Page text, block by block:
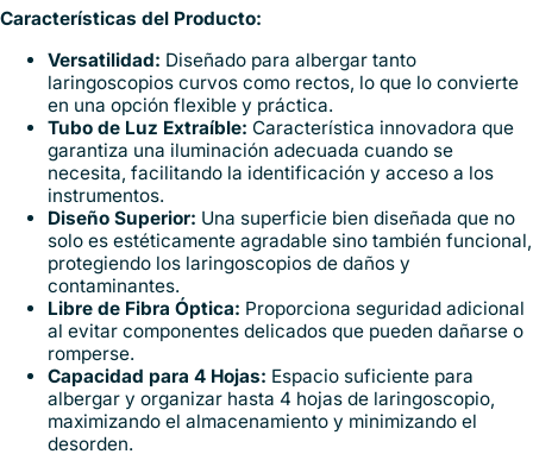
Características del Producto:
Versatilidad: Diseñado para albergar tanto
laringoscopios curvos como rectos, lo que lo convierte
en una opción flexible y práctica.
Tubo de Luz Extraíble: Característica innovadora que
garantiza una iluminación adecuada cuando se
necesita, facilitando la identificación y acceso a los
instrumentos.
Diseño Superior: Una superficie bien diseñada que no
solo es estéticamente agradable sino también funcional,
protegiendo los laringoscopios de daños y
contaminantes.
Libre de Fibra Óptica: Proporciona seguridad adicional
al evitar componentes delicados que pueden dañarse o
romperse.
Capacidad para 4 Hojas: Espacio suficiente para
albergar y organizar hasta 4 hojas de laringoscopio,
maximizando el almacenamiento y minimizando el
desorden.